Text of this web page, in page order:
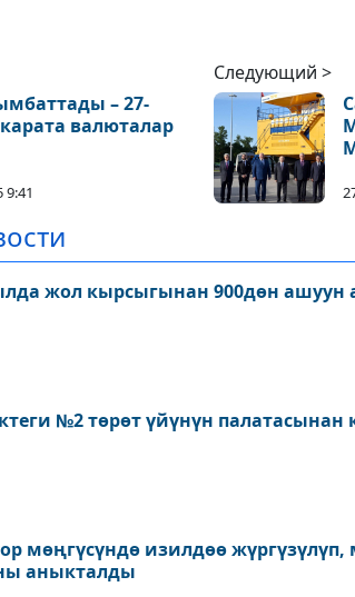
– 27-
валюталар
9:41
Следующий >
жол кырсыгынан 900дөн ашуун
№2 төрөт үйүнүн палатасынан
мөңгүсүндө изилдөө
аныкталды